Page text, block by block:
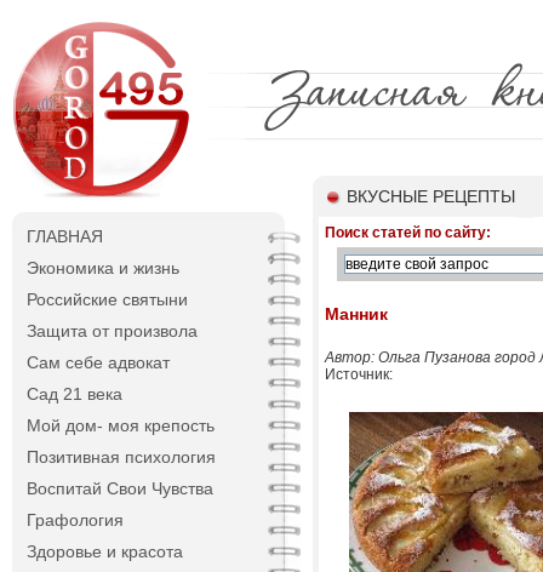
ГЛАВНАЯ
Экономика и жизнь
Российские святыни
Защита от произвола
Сам себе адвокат
Сад 21 века
Мой дом- моя крепость
Позитивная психология
Воспитай Свои Чувства
Графология
Здоровье и красота
ВКУСНЫЕ РЕЦЕПТЫ
Поиск статей по сайту:
Манник
Автор: Ольга Пузанова город
Источник: